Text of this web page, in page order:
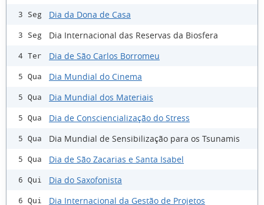
3 Seg Dia da Dona de Casa
3 Seg Dia Internacional das Reservas da Biosfera
4 Ter Dia de São Carlos Borromeu
5 Qua Dia Mundial do Cinema
5 Qua Dia Mundial dos Materiais
5 Qua Dia de Consciencialização do Stress
5 Qua Dia Mundial de Sensibilização para os Tsunamis
5 Qua Dia de São Zacarias e Santa Isabel
6 Qui Dia do Saxofonista
6 Qui Dia Internacional da Gestão de Projetos